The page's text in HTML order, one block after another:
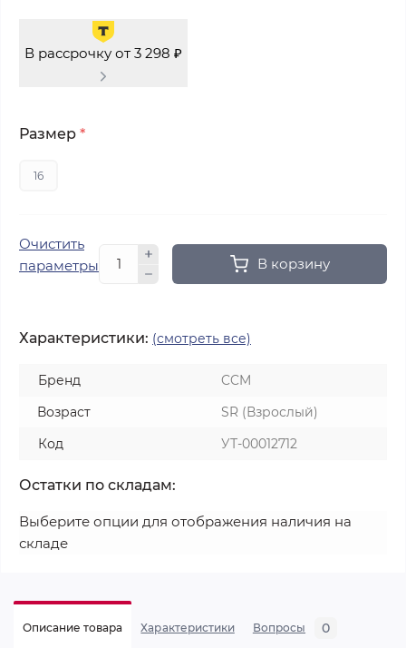
В рассрочку от 3 298 ₽
Размер *
16
Очистить
параметры
В корзину
Характеристики: (смотреть все)
Бренд
CCM
Возраст
SR (Взрослый)
Код
УТ-00012712
Остатки по складам:
Выберите опции для отображения наличия на
складе
Описание товара Характеристики Вопросы 0